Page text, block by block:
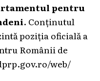
pentru
. Conținutul
poziția oficială a
Românii de
web/